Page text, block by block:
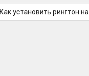
Как установить рингтон